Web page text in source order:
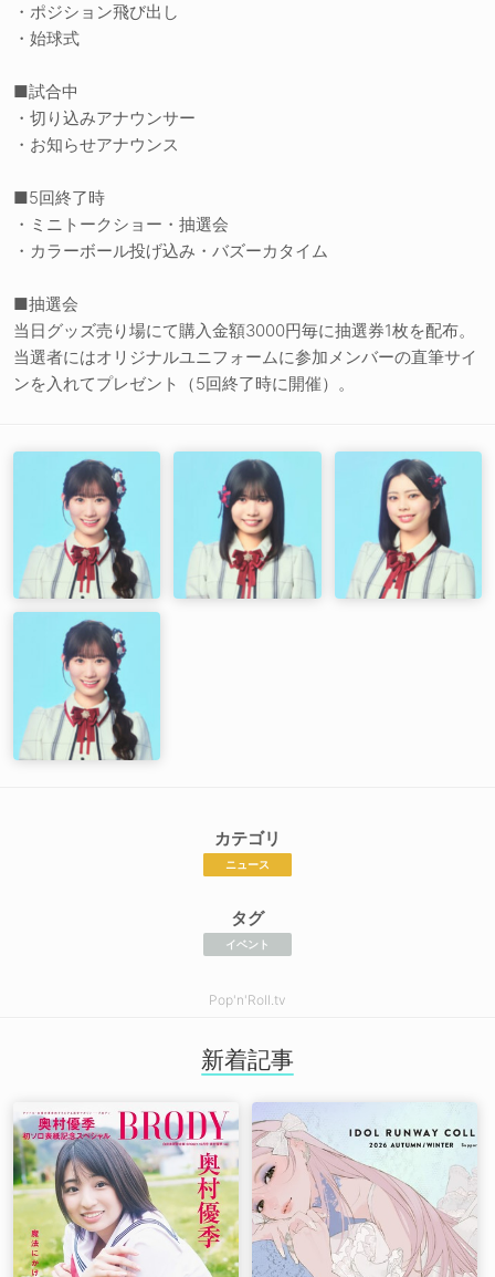
・ポジション飛び出し
・始球式
■試合中
・切り込みアナウンサー
・お知らせアナウンス
■5回終了時
・ミニトークショー・抽選会
・カラーボール投げ込み・バズーカタイム
■抽選会
当日グッズ売り場にて購入金額3000円毎に抽選券1枚を配布。
当選者にはオリジナルユニフォームに参加メンバーの直筆サイ
ンを入れてプレゼント（5回終了時に開催）。
カテゴリ
ニュース
タグ
イベント
Pop'n'Roll.tv
新着記事